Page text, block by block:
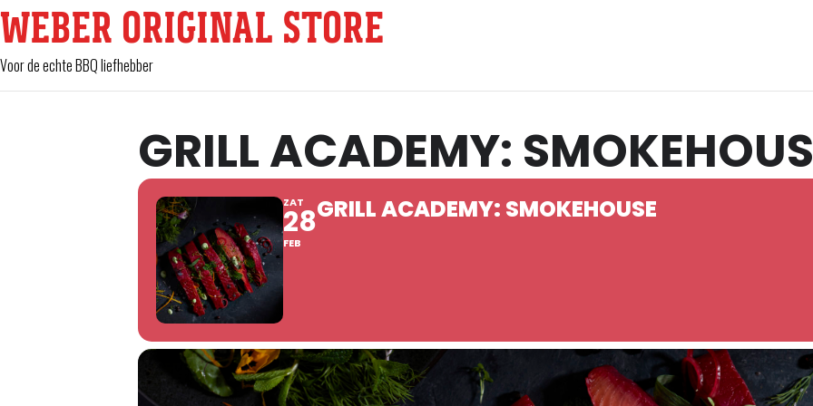
WEBER ORIGINAL STORE
Voor de echte BBQ liefhebber
GRILL ACADEMY:
ZAT
28
FEB
GRILL ACADEMY: SMOKEHOUSE